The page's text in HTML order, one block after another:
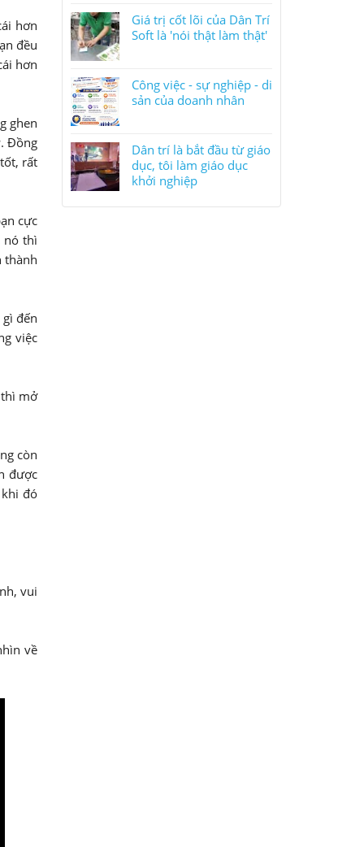
hơn
đều
hơn
ghen
Đồng
rất
cực
nó thì
thành
đến
việc
mở
còn
được
đó
vui
về
Giá trị cốt lõi của Dân Trí
Soft là 'nói thật làm thật'
Công việc - sự nghiệp - di
sản của doanh nhân
Dân trí là bắt đầu từ giáo
dục, tôi làm giáo dục
khởi nghiệp